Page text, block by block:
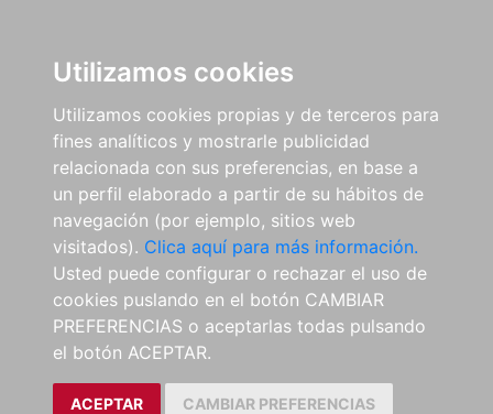
Utilizamos cookies
Utilizamos cookies propias y de terceros para
fines analíticos y mostrarle publicidad
relacionada con sus preferencias, en base a
un perfil elaborado a partir de su hábitos de
navegación (por ejemplo, sitios web
visitados). Clica aquí para más información.
Usted puede configurar o rechazar el uso de
cookies puslando en el botón CAMBIAR
PREFERENCIAS o aceptarlas todas pulsando
el botón ACEPTAR.
ACEPTAR CAMBIAR PREFERENCIAS